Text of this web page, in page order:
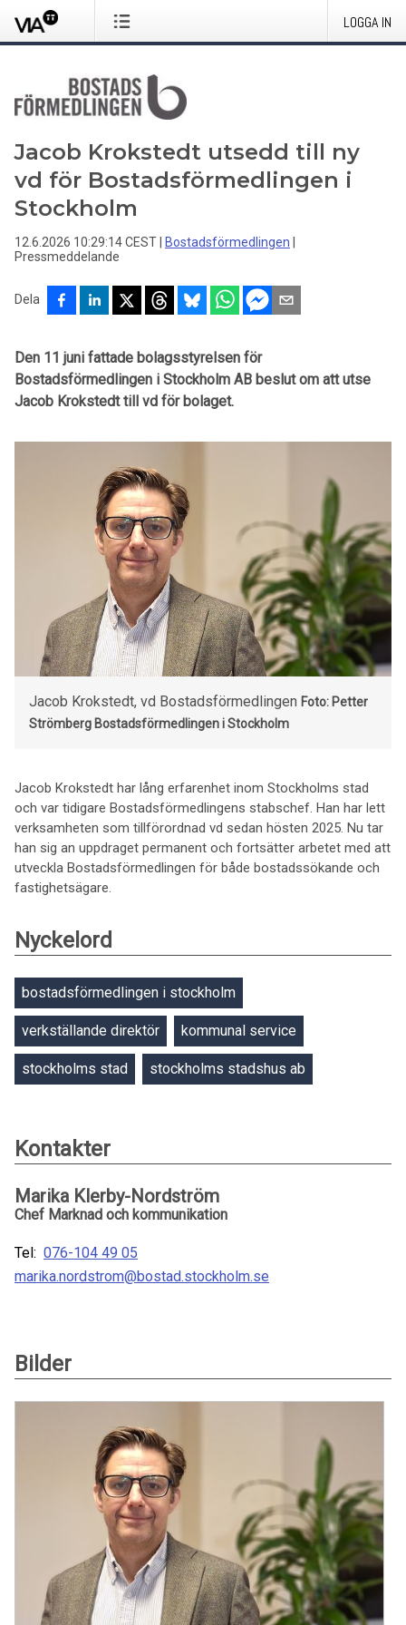
LOGGA IN
Jacob Krokstedt utsedd till ny
vd för Bostadsförmedlingen i
Stockholm
12.6.2026 10:29:14 CEST Bostadsförmedlingen
Pressmeddelande
Dela
Den 11 juni fattade bolagsstyrelsen för
Bostadsförmedlingen i Stockholm AB beslut om att utse
Jacob Krokstedt till vd för bolaget.
Jacob Krokstedt, vd Bostadsförmedlingen Foto: Petter
Strömberg Bostadsförmedlingen i Stockholm
Jacob Krokstedt har lång erfarenhet inom Stockholms stad
och var tidigare Bostadsförmedlingens stabschef. Han har lett
verksamheten som tillförordnad vd sedan hösten 2025. Nu tar
han sig an uppdraget permanent och fortsätter arbetet med att
utveckla Bostadsförmedlingen för både bostadssökande och
fastighetsägare.
Nyckelord
bostadsförmedlingen i stockholm
verkställande direktör kommunal service
stockholms stad stockholms stadshus ab
Kontakter
Marika Klerby-Nordström
Chef Marknad och kommunikation
Tel: 076-104 49 05
marika.nordstrom@bostad.stockholm.se
Bilder